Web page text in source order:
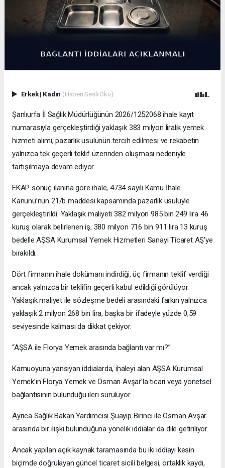
Erkek| Kadın (Haberi Sesli Oku)
Şanlıurfa İl Sağlık Müdürlüğünün 2026/1252068 ihale kayıt
numarasıyla gerçekleştirdiği yaklaşık 383 milyon liralık yemek
hizmeti alımı, pazarlık usulünün tercih edilmesi ve rekabetin
yalnızca tek geçerli teklif üzerinden oluşması nedeniyle
tartışılmaya devam ediyor.
EKAP sonuç ilanına göre ihale, 4734 sayılı Kamu İhale
Kanunu’nun 21/b maddesi kapsamında pazarlık usulüyle
gerçekleştirildi. Yaklaşık maliyeti 382 milyon 985 bin 249 lira 46
kuruş olarak belirlenen iş, 380 milyon 716 bin 911 lira 13 kuruş
bedelle AŞSA Kurumsal Yemek Hizmetleri Sanayi Ticaret AŞ’ye
bırakıldı.
Dört firmanın ihale dokümanı indirdiği, üç firmanın teklif verdiği
ancak yalnızca bir teklifin geçerli kabul edildiği görülüyor.
Yaklaşık maliyet ile sözleşme bedeli arasındaki farkın yalnızca
yaklaşık 2 milyon 268 bin lira, başka bir ifadeyle yüzde 0,59
seviyesinde kalması da dikkat çekiyor.
“AŞSA ile Florya Yemek arasında bağlantı var mı?”
Kamuoyuna yansıyan iddialarda, ihaleyi alan AŞSA Kurumsal
Yemek’in Florya Yemek ve Osman Avşar’la ticari veya yönetsel
bağlantısının bulunduğu ileri sürülüyor.
Ayrıca Sağlık Bakan Yardımcısı Şuayıp Birinci ile Osman Avşar
arasında bir ilişki bulunduğuna yönelik iddialar da dile getiriliyor.
Ancak yapılan açık kaynak taramasında bu iki iddiayı kesin
biçimde doğrulayan güncel ticaret sicili belgesi, ortaklık kaydı,